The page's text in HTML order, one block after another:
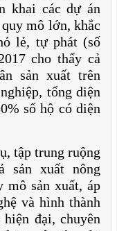
khai các dự án
mô lớn, khắc
lẻ, tự phát (số
cho thấy cả
sản xuất trên
tổng diện
số hộ có diện
tập trung ruộng
sản xuất nông
mô sản xuất, áp
và hình thành
đại, chuyên